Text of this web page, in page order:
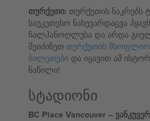
თურქეთი: თურქეთის ნაკრებს
საუკეთესო ნახევარდაცვა
ჩალჰანოღლუსა და არდა
შეიძინეთ თურქეთის მსოფლიო
ბილეთები და იყავით ამ
ნაწილი!
სტადიონი
BC Place Vancouver –